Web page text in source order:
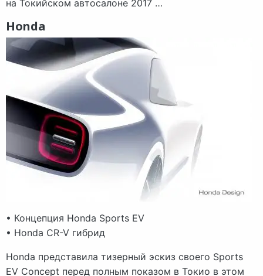
на Токийском автосалоне 2017 …
Honda
• Концепция Honda Sports EV
• Honda CR-V гибрид
Honda представила тизерный эскиз своего Sports
EV Concept перед полным показом в Токио в этом